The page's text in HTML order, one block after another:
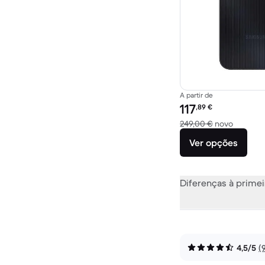
A partir de
Preço recondicionado:
117,89 €
249,00 € novoVersus
Ver opções
Diferenças à
4,5/5